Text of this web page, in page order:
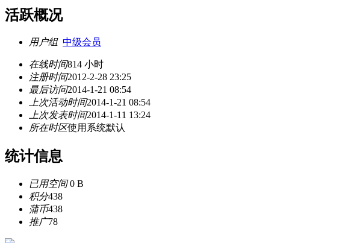
活跃概况
用户组 中级会员
在线时间814 小时
注册时间2012-2-28 23:25
最后访问2014-1-21 08:54
上次活动时间2014-1-21 08:54
上次发表时间2014-1-11 13:24
所在时区使用系统默认
统计信息
已用空间0 B
积分438
蒲币438
推广78